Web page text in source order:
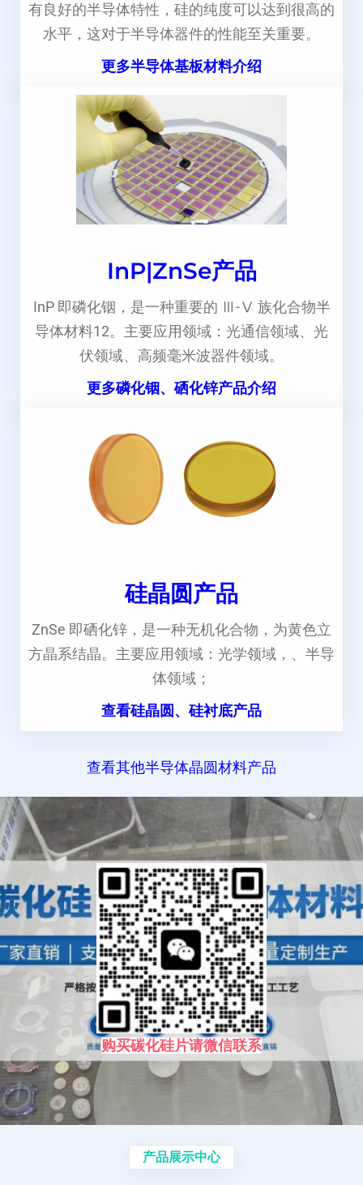
有良好的半导体特性，硅的纯度可以达到很高的
水平，这对于半导体器件的性能至关重要。
更多半导体基板材料介绍
InP|ZnSe产品
InP 即磷化铟，是一种重要的 Ⅲ-Ⅴ 族化合物半
导体材料12。主要应用领域：光通信领域、光
伏领域、高频毫米波器件领域。
更多磷化铟、硒化锌产品介绍
硅晶圆产品
ZnSe 即硒化锌，是一种无机化合物，为黄色立
方晶系结晶。主要应用领域：光学领域，、半导
体领域；
查看硅晶圆、硅衬底产品
查看其他半导体晶圆材料产品
购买碳化硅片请微信联系
产品展示中心